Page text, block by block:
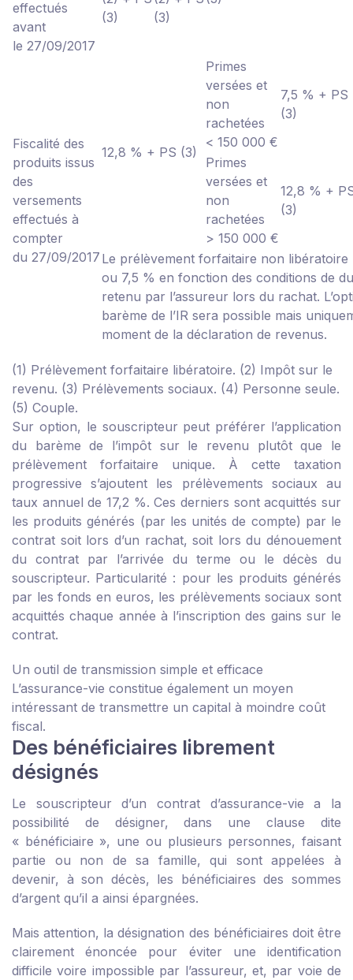
effectués
avant
le 27/09/2017
(3)
(3)
Fiscalité des
produits issus
des
versements
effectués à
compter
du 27/09/2017
12,8 % + PS (3)
Primes
versées et
non
rachetées
< 150 000 €
7,5 % + PS
(3)
Primes
versées et
non
rachetées
> 150 000 €
12,8 % +
(3)
Le prélèvement forfaitaire non libératoire
ou 7,5 % en fonction des conditions de
retenu par l’assureur lors du rachat.
barème de l’IR sera possible mais
moment de la déclaration de revenus.
(1) Prélèvement forfaitaire libératoire. (2) Impôt sur le
revenu. (3) Prélèvements sociaux. (4) Personne seule.
(5) Couple.
Sur option, le souscripteur peut préférer l’application
du barème de l’impôt sur le revenu plutôt que le
prélèvement forfaitaire unique. À cette taxation
progressive s’ajoutent les prélèvements sociaux au
taux annuel de 17,2 %. Ces derniers sont acquittés sur
les produits générés (par les unités de compte) par le
contrat soit lors d’un rachat, soit lors du dénouement
du contrat par l’arrivée du terme ou le décès du
souscripteur. Particularité : pour les produits générés
par les fonds en euros, les prélèvements sociaux sont
acquittés chaque année à l’inscription des gains sur le
contrat.
Un outil de transmission simple et efficace
L’assurance-vie constitue également un moyen
intéressant de transmettre un capital à moindre coût
fiscal.
Des bénéficiaires librement
désignés
Le souscripteur d’un contrat d’assurance-vie a la
possibilité de désigner, dans une clause dite
« bénéficiaire », une ou plusieurs personnes, faisant
partie ou non de sa famille, qui sont appelées à
devenir, à son décès, les bénéficiaires des sommes
d’argent qu’il a ainsi épargnées.
Mais attention, la désignation des bénéficiaires doit être
clairement énoncée pour éviter une identification
difficile voire impossible par l’assureur, et, par voie de